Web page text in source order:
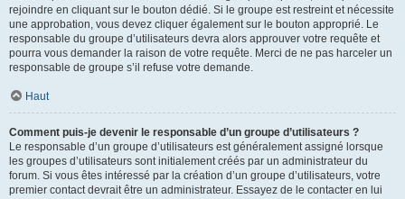
rejoindre en cliquant sur le bouton dédié. Si le groupe est restreint et nécessite
une approbation, vous devez cliquer également sur le bouton approprié. Le
responsable du groupe d’utilisateurs devra alors approuver votre requête et
pourra vous demander la raison de votre requête. Merci de ne pas harceler un
responsable de groupe s’il refuse votre demande.
Haut
Comment puis-je devenir le responsable d’un groupe d’utilisateurs ?
Le responsable d’un groupe d’utilisateurs est généralement assigné lorsque
les groupes d’utilisateurs sont initialement créés par un administrateur du
forum. Si vous êtes intéressé par la création d’un groupe d’utilisateurs, votre
premier contact devrait être un administrateur. Essayez de le contacter en lui